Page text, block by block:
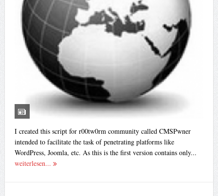
I created this script for r00tw0rm community called CMSPwner
intended to facilitate the task of penetrating platforms like
WordPress, Joomla, etc. As this is the first version contains only...
weiterlesen...